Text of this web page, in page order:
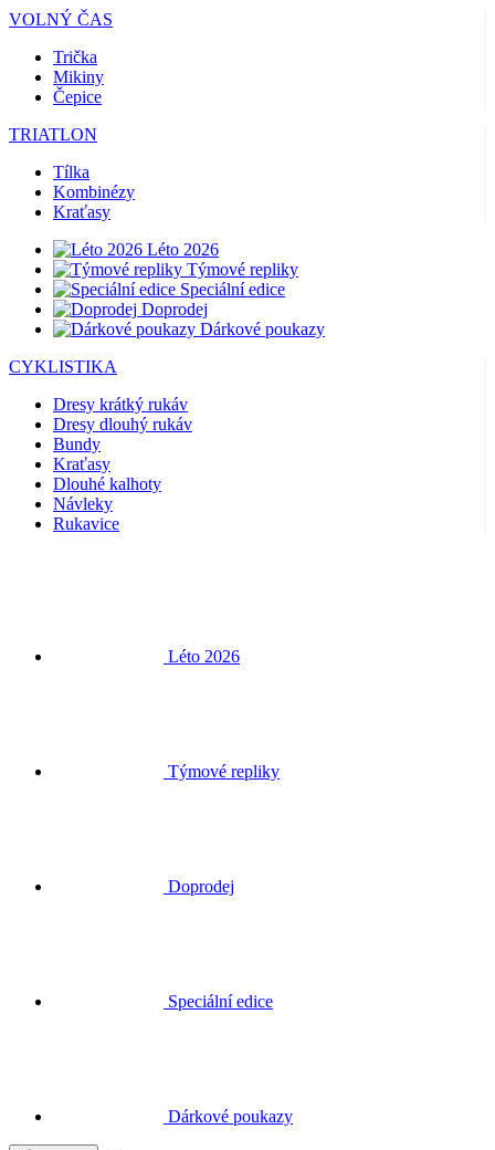
VOLNÝ ČAS
Trička
Mikiny
Čepice
TRIATLON
Tílka
Kombinézy
Kraťasy
Léto 2026
Týmové repliky
Speciální edice
Doprodej
Dárkové poukazy
CYKLISTIKA
Dresy krátký rukáv
Dresy dlouhý rukáv
Bundy
Kraťasy
Dlouhé kalhoty
Návleky
Rukavice
Váš košík je prázdný